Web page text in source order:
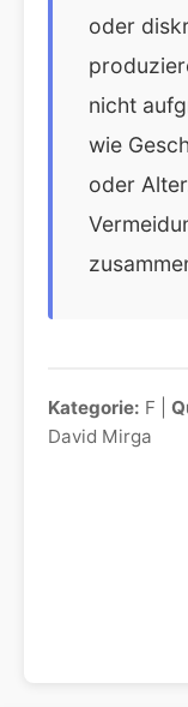
oder
nicht
wie
oder
Kategorie: F |
David Mirga